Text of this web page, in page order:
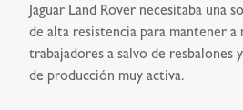
Jaguar Land Rover necesitaba una
de alta resistencia para mantener a
trabajadores a salvo de resbalones
de producción muy activa.